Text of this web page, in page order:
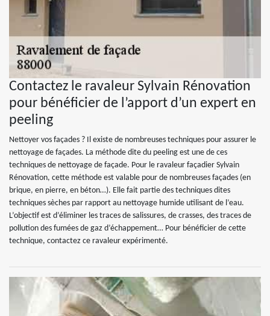
Contactez le ravaleur Sylvain Rénovation
pour bénéficier de l’apport d’un expert en
peeling
Nettoyer vos façades ? Il existe de nombreuses techniques pour assurer le
nettoyage de façades. La méthode dite du peeling est une de ces
techniques de nettoyage de façade. Pour le ravaleur façadier Sylvain
Rénovation, cette méthode est valable pour de nombreuses façades (en
brique, en pierre, en béton…). Elle fait partie des techniques dites
techniques sèches par rapport au nettoyage humide utilisant de l’eau.
L’objectif est d’éliminer les traces de salissures, de crasses, des traces de
pollution des fumées de gaz d’échappement… Pour bénéficier de cette
technique, contactez ce ravaleur expérimenté.